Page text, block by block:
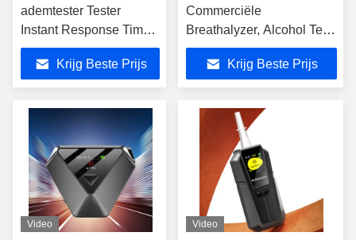
ademtester Tester
Instant Response Time
Met LCD-scherm
Krijg Beste Prijs
Commerciële
Breathalyzer, Alcohol Test
Breathalyzer Met 90000
Test RecordsKrijg Beste Prijs
Video Video